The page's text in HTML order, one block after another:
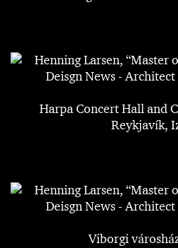
Harpa Concert Hall and
Reykjavík,
Viborgi